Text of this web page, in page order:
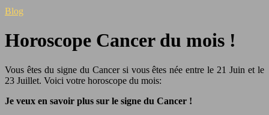
Blog
Horoscope Cancer du mois !
Vous êtes du signe du Cancer si vous êtes née entre le 21 Juin et le
23 Juillet. Voici votre horoscope du mois:
Je veux en savoir plus sur le signe du Cancer !